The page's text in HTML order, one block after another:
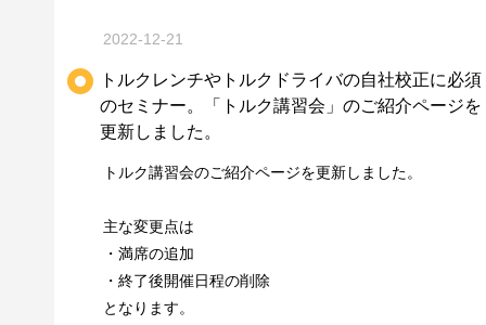
2022-12-21
トルクレンチやトルクドライバの自社校正に必須
のセミナー。「トルク講習会」のご紹介ページを
更新しました。
トルク講習会のご紹介ページを更新しました。
主な変更点は
・満席の追加
・終了後開催日程の削除
となります。